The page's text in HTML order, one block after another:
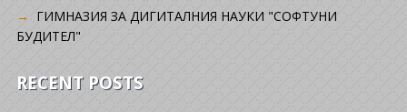
ГИМНАЗИЯ ЗА ДИГИТАЛНИЯ НАУКИ "СОФТУНИ
БУДИТЕЛ"
RECENT POSTS